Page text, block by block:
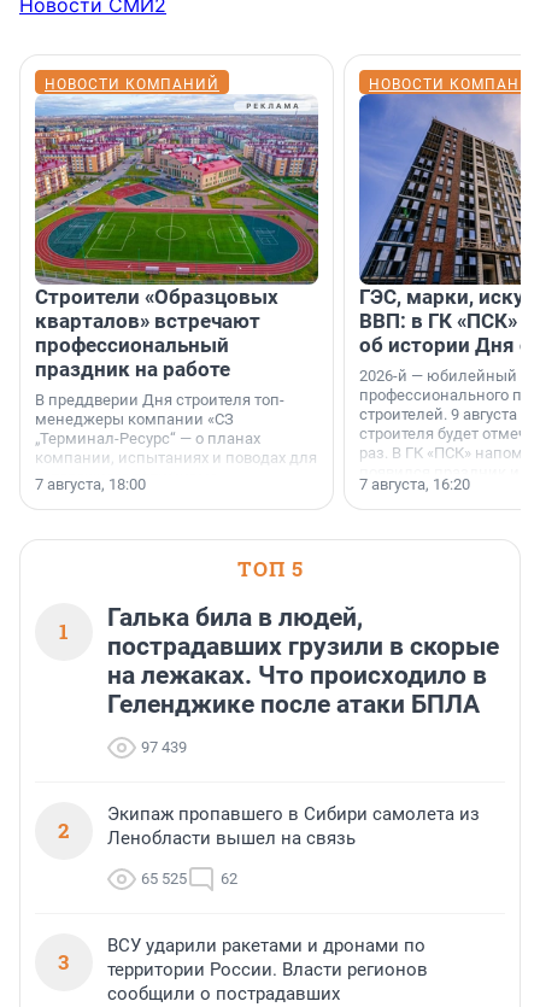
Новости СМИ2
НОВОСТИ КОМПАНИЙ
Строители «Образцовых
кварталов» встречают
профессиональный
праздник на работе
В преддверии Дня строителя топ-
менеджеры компании «СЗ
„Терминал-Ресурс“ — о планах
компании, испытаниях и поводах для
осторожного оптимизма.
7 августа, 18:00
НОВОСТИ
ГЭС, марки,
ВВП: в ГК «ПСК»
об истории Дня
2026-й — юбилейный
профессионального
строителей. 9 августа
строителя будет
раз. В ГК «ПСК»
поменялась роль
7 августа, 16:20
ТОП 5
1
Галька била в людей,
пострадавших грузили в скорые
на лежаках. Что происходило в
Геленджике после атаки БПЛА
97 439
2
Экипаж пропавшего в Сибири самолета из
Ленобласти вышел на связь
65 525 62
3
ВСУ ударили ракетами и дронами по
территории России. Власти регионов
сообщили о пострадавших